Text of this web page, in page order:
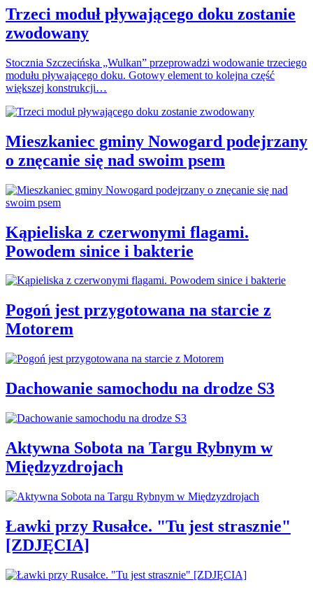
Trzeci moduł pływającego doku zostanie
zwodowany
Stocznia Szczecińska „Wulkan” przeprowadzi wodowanie trzeciego
modułu pływającego doku. Gotowy element to kolejna część
większej konstrukcji…
Mieszkaniec gminy Nowogard podejrzany
o znęcanie się nad swoim psem
Kąpieliska z czerwonymi flagami.
Powodem sinice i bakterie
Pogoń jest przygotowana na starcie z
Motorem
Dachowanie samochodu na drodze S3
Aktywna Sobota na Targu Rybnym w
Międzyzdrojach
Ławki przy Rusałce. "Tu jest strasznie"
[ZDJĘCIA]